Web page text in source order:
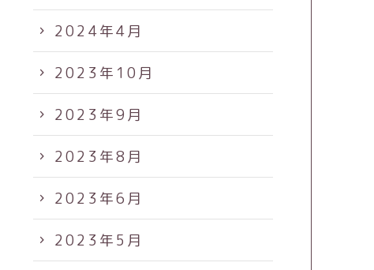
2024年4月
2023年10月
2023年9月
2023年8月
2023年6月
2023年5月